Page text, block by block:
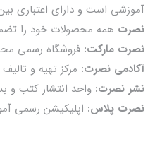
آموزشی است و دارای اعتباری
نصرت همه محصولات خود را
نصرت مارکت: فروشگاه رسمی
آکادمی نصرت: مرکز تهیه و
نشر نصرت: واحد انتشار کتب و
نصرت پلاس: اپلیکیشن رسمی